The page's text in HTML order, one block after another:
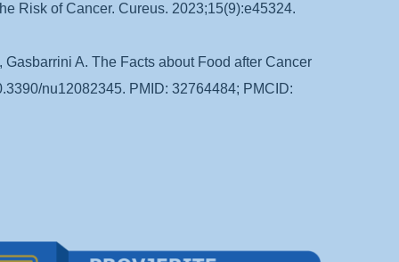
Risk of Cancer. Cureus. 2023;15(9):e45324.
A. The Facts about Food after Cancer
nu12082345. PMID: 32764484; PMCID: